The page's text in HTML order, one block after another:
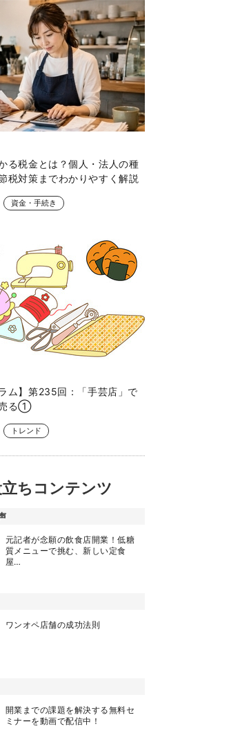
る税金とは？個人・法人の種
税対策までわかりやすく解説
資金・手続き
ム】第235回：「手芸店」で
売る①
トレンド
ちコンテンツ
元記者が念願の飲食店開業！低糖
質メニューで挑む、新しい定食
屋…
ワンオペ店舗の成功法則
開業までの課題を解決する無料セ
ミナーを動画で配信中！